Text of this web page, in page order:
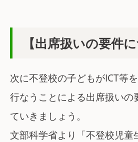
【出席扱いの要件
次に不登校の子どもがICT等
行なうことによる出席扱いの
ていきましょう。
文部科学省より「不登校児童